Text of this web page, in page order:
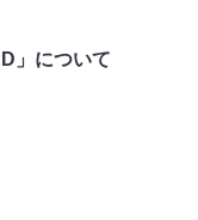
」について